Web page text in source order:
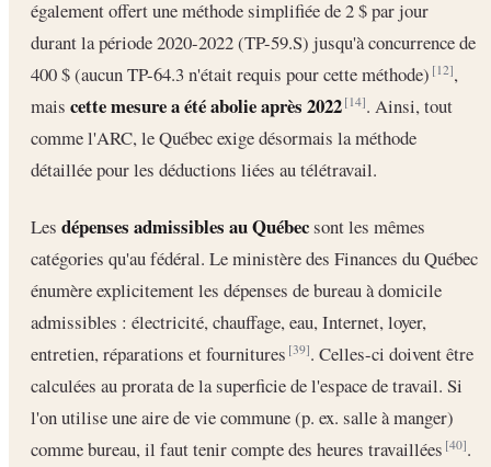
également offert une méthode simplifiée de 2 $ par jour
durant la période 2020-2022 (TP-59.S) jusqu'à concurrence de
400 $ (aucun TP-64.3 n'était requis pour cette méthode)[12],
mais cette mesure a été abolie après 2022 [14]. Ainsi, tout
comme l'ARC, le Québec exige désormais la méthode
détaillée pour les déductions liées au télétravail.
Les dépenses admissibles au Québecsont les mêmes
catégories qu'au fédéral. Le ministère des Finances du Québec
énumère explicitement les dépenses de bureau à domicile
admissibles : électricité, chauffage, eau, Internet, loyer,
entretien, réparations et fournitures[39]. Celles-ci doivent être
calculées au prorata de la superficie de l'espace de travail. Si
l'on utilise une aire de vie commune (p. ex. salle à manger)
comme bureau, il faut tenir compte des heures travaillées[40].